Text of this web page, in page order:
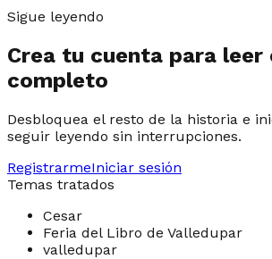
Sigue leyendo
Crea tu cuenta para
completo
Desbloquea el resto de la historia e
seguir leyendo sin interrupciones.
RegistrarmeIniciar sesión
Temas tratados
Cesar
Feria del Libro de Valledupar
valledupar